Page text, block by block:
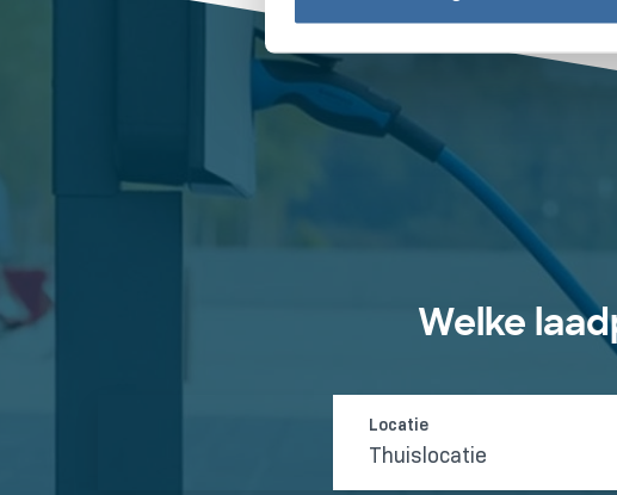
Welke
Thuislocatie